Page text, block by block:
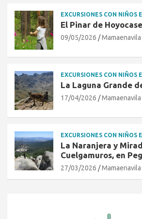
EXCURSIONES CON NIÑOS
El Pinar de
09/05/2026 Mamaenavila
EXCURSIONES CON NIÑOS
La Laguna Grande
17/04/2026 Mamaenavila
EXCURSIONES CON NIÑOS
La Naranjera y
Cuelgamuros, en
27/03/2026 Mamaenavila